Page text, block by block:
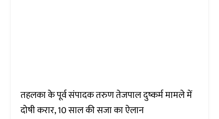
तहलका के पूर्व संपादक तरुण तेजपाल दुष्कर्म मामले में
दोषी करार, 10 साल की सजा का ऐलान